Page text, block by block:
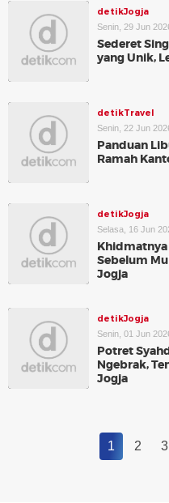
detikJogja
Senin, 29 Jun
Sederet
yang Unik,
detikTravel
Senin, 22 Jun
Panduan
Ramah
detikJogja
Selasa, 16 Jun
Khidmatnya
Sebelum
Jogja
detikJogja
Senin, 01 Jun
Potret
Ngebrak,
Jogja
1 2 3